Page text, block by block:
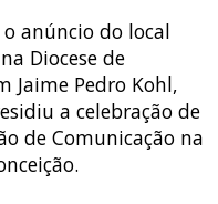
anúncio do local
Diocese de
Jaime Pedro Kohl,
a celebração de
de Comunicação na